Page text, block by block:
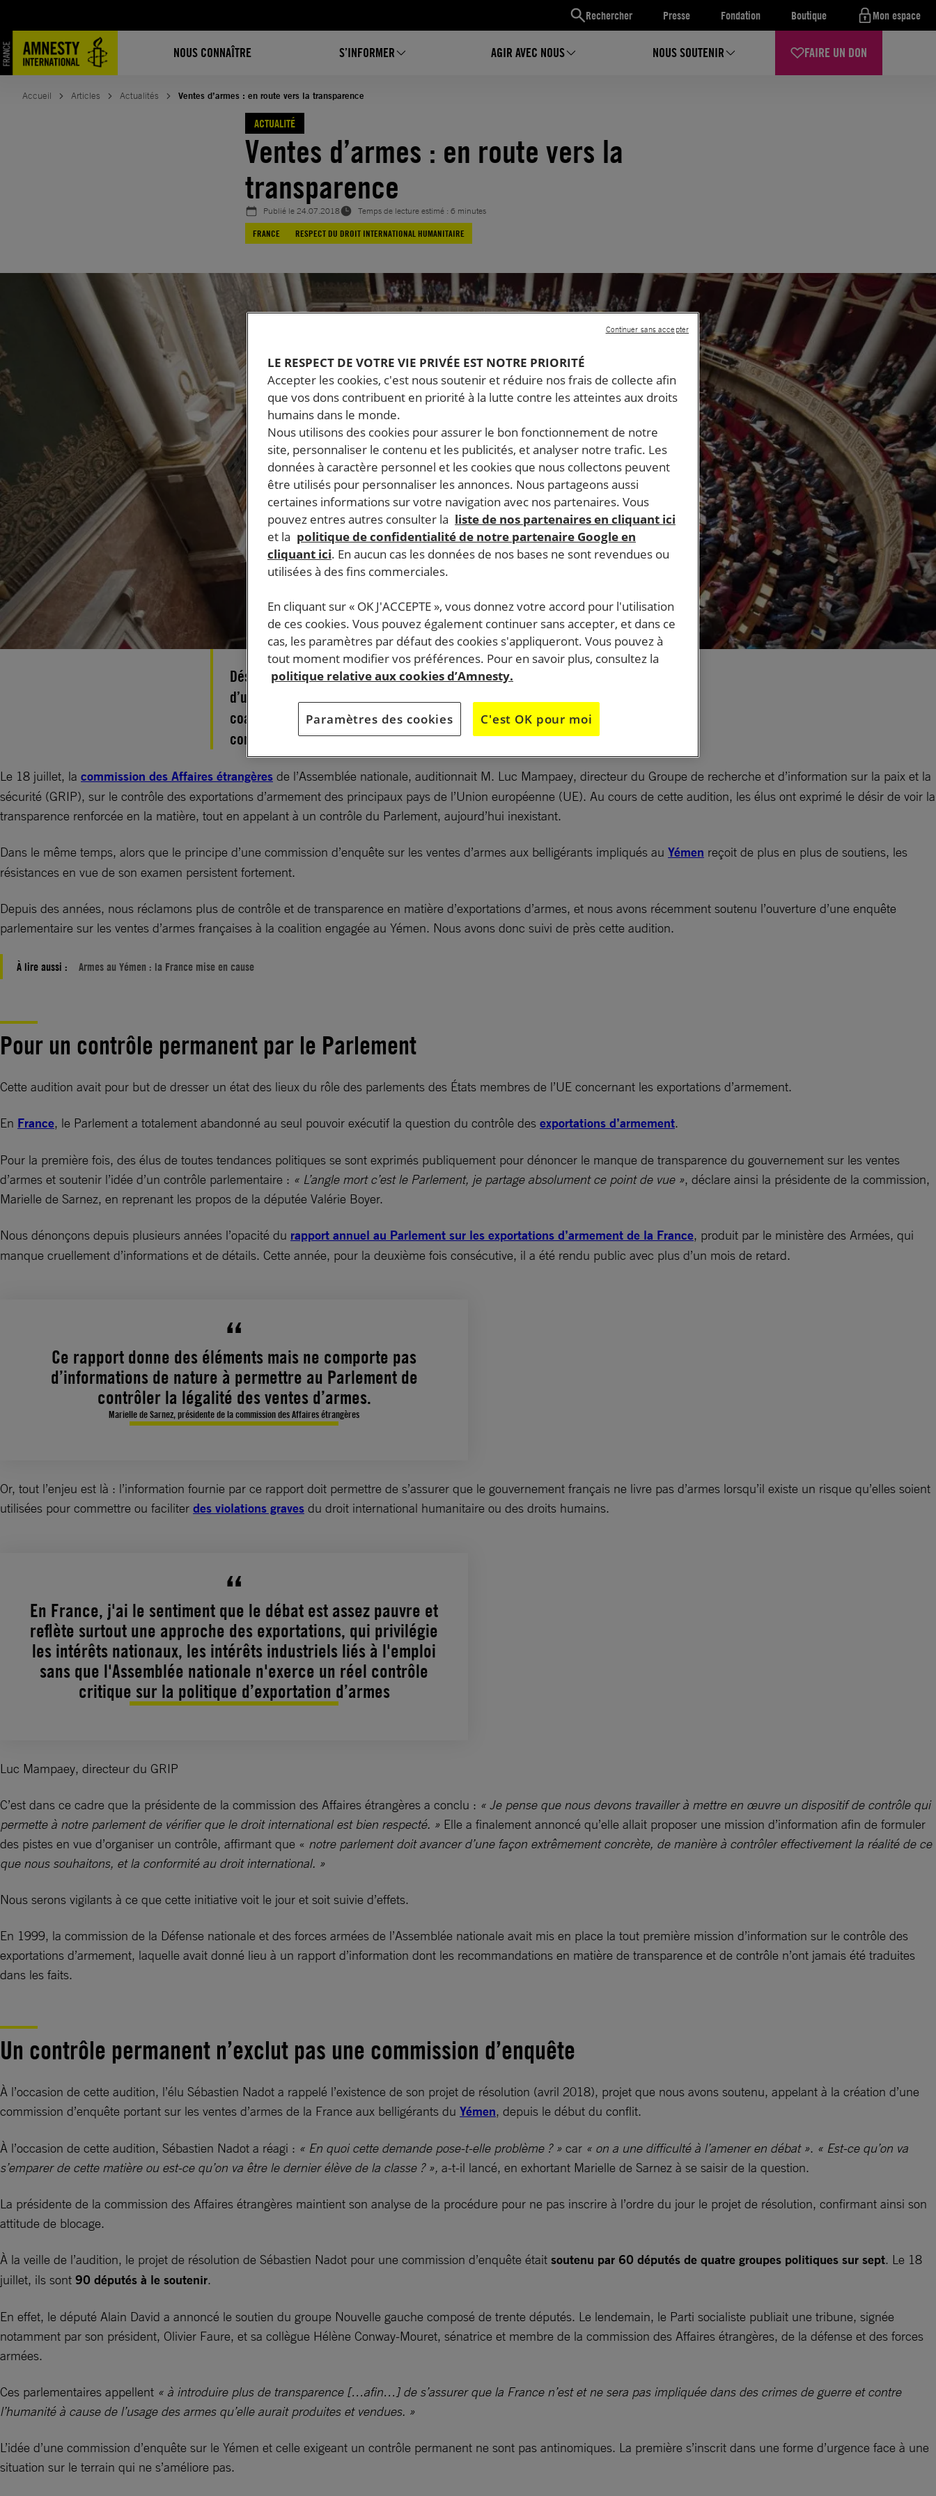
Rechercher Presse Fondation Boutique Mon espace
NOUS CONNAÎTRE S’INFORMER AGIR AVEC NOUS NOUS SOUTENIR FAIRE UN DON
contenu
Accueil Articles Actualités Ventes d’armes : en route vers la transparence
ACTUALITÉ
Ventes d’armes : en route vers la
transparence
Publié le24.07.2018
Temps de lecture estimé : 6 minutes
FRANCE
RESPECT DU DROIT INTERNATIONAL HUMANITAIRE
Désormais, 90 députés de tous bords politiques soutiennent l’ouverture
d’une commission d’enquête sur les ventes d’armes françaises à la
coalition saoudienne, des armes susceptibles d’avoir été utilisées
contre les civils dans le cadre du conflit au Yémen.
Le 18 juillet, la commission des Affaires étrangères de l’Assemblée nationale, auditionnait M. Luc Mampaey, directeur du Groupe de recherche et d’information sur la paix et la
sécurité (GRIP), sur le contrôle des exportations d’armement des principaux pays de l’Union européenne (UE). Au cours de cette audition, les élus ont exprimé le désir de voir la
transparence renforcée en la matière, tout en appelant à un contrôle du Parlement, aujourd’hui inexistant.
Dans le même temps, alors que le principe d’une commission d’enquête sur les ventes d’armes aux belligérants impliqués au Yémen reçoit de plus en plus de soutiens, les
résistances en vue de son examen persistent fortement.
Depuis des années, nous réclamons plus de contrôle et de transparence en matière d’exportations d’armes, et nous avons récemment soutenu l’ouverture d’une enquête
parlementaire sur les ventes d’armes françaises à la coalition engagée au Yémen. Nous avons donc suivi de près cette audition.
À lire aussi : Armes au Yémen : la France mise en cause
Pour un contrôle permanent par le Parlement
Cette audition avait pour but de dresser un état des lieux du rôle des parlements des États membres de l’UE concernant les exportations d’armement.
En France, le Parlement a totalement abandonné au seul pouvoir exécutif la question du contrôle des exportations d’armement.
Pour la première fois, des élus de toutes tendances politiques se sont exprimés publiquement pour dénoncer le manque de transparence du gouvernement sur les ventes
d’armes et soutenir l’idée d’un contrôle parlementaire : « L’angle mort c’est le Parlement, je partage absolument ce point de vue », déclare ainsi la présidente de la commission,
Marielle de Sarnez, en reprenant les propos de la députée Valérie Boyer.
Nous dénonçons depuis plusieurs années l’opacité du rapport annuel au Parlement sur les exportations d’armement de la France, produit par le ministère des Armées, qui
manque cruellement d’informations et de détails. Cette année, pour la deuxième fois consécutive, il a été rendu public avec plus d’un mois de retard.
Ce rapport donne des éléments mais ne comporte pas
d’informations de nature à permettre au Parlement de
contrôler la légalité des ventes d’armes.
Marielle de Sarnez, présidente de la commission des Affaires étrangères
Or, tout l’enjeu est là : l’information fournie par ce rapport doit permettre de s’assurer que le gouvernement français ne livre pas d’armes lorsqu’il existe un risque qu’elles soient
utilisées pour commettre ou faciliter des violations graves du droit international humanitaire ou des droits humains.
En France, j'ai le sentiment que le débat est assez pauvre et
reflète surtout une approche des exportations, qui privilégie
les intérêts nationaux, les intérêts industriels liés à l'emploi
sans que l'Assemblée nationale n'exerce un réel contrôle
critique sur la politique d’exportation d’armes
Luc Mampaey, directeur du GRIP
C’est dans ce cadre que la présidente de la commission des Affaires étrangères a conclu : « Je pense que nous devons travailler à mettre en œuvre un dispositif de contrôle qui
permette à notre parlement de vérifier que le droit international est bien respecté. » Elle a finalement annoncé qu’elle allait proposer une mission d’information afin de formuler
des pistes en vue d’organiser un contrôle, affirmant que « notre parlement doit avancer d’une façon extrêmement concrète, de manière à contrôler effectivement la réalité de ce
que nous souhaitons, et la conformité au droit international. »
Nous serons vigilants à ce que cette initiative voit le jour et soit suivie d’effets.
En 1999, la commission de la Défense nationale et des forces armées de l’Assemblée nationale avait mis en place la tout première mission d’information sur le contrôle des
exportations d’armement, laquelle avait donné lieu à un rapport d’information dont les recommandations en matière de transparence et de contrôle n’ont jamais été traduites
dans les faits.
Un contrôle permanent n’exclut pas une commission d’enquête
À l’occasion de cette audition, l’élu Sébastien Nadot a rappelé l’existence de son projet de résolution (avril 2018), projet que nous avons soutenu, appelant à la création d’une
commission d’enquête portant sur les ventes d’armes de la France aux belligérants du Yémen, depuis le début du conflit.
À l’occasion de cette audition, Sébastien Nadot a réagi : « En quoi cette demande pose-t-elle problème ? » car « on a une difficulté à l’amener en débat ». « Est-ce qu’on va
s’emparer de cette matière ou est-ce qu’on va être le dernier élève de la classe ? », a-t-il lancé, en exhortant Marielle de Sarnez à se saisir de la question.
La présidente de la commission des Affaires étrangères maintient son analyse de la procédure pour ne pas inscrire à l’ordre du jour le projet de résolution, confirmant ainsi son
attitude de blocage.
À la veille de l’audition, le projet de résolution de Sébastien Nadot pour une commission d’enquête était soutenu par 60 députés de quatre groupes politiques sur sept. Le 18
juillet, ils sont 90 députés à le soutenir.
En effet, le député Alain David a annoncé le soutien du groupe Nouvelle gauche composé de trente députés. Le lendemain, le Parti socialiste publiait une tribune, signée
notamment par son président, Olivier Faure, et sa collègue Hélène Conway-Mouret, sénatrice et membre de la commission des Affaires étrangères, de la défense et des forces
armées.
Ces parlementaires appellent « à introduire plus de transparence […afin…] de s’assurer que la France n’est et ne sera pas impliquée dans des crimes de guerre et contre
l’humanité à cause de l’usage des armes qu’elle aurait produites et vendues. »
L’idée d’une commission d’enquête sur le Yémen et celle exigeant un contrôle permanent ne sont pas antinomiques. La première s’inscrit dans une forme d’urgence face à une
situation sur le terrain qui ne s’améliore pas.
LE RESPECT DE VOTRE VIE PRIVÉE EST NOTRE PRIORITÉ
Accepter les cookies, c'est nous soutenir et réduire nos frais de collecte afin
que vos dons contribuent en priorité à la lutte contre les atteintes aux droits
humains dans le monde.
Nous utilisons des cookies pour assurer le bon fonctionnement de notre
site, personnaliser le contenu et les publicités, et analyser notre trafic. Les
données à caractère personnel et les cookies que nous collectons peuvent
être utilisés pour personnaliser les annonces. Nous partageons aussi
certaines informations sur votre navigation avec nos partenaires. Vous
pouvez entres autres consulter la liste de nos partenaires en cliquant ici
et la politique de confidentialité de notre partenaire Google en
cliquant ici. En aucun cas les données de nos bases ne sont revendues ou
utilisées à des fins commerciales.
En cliquant sur « OK J'ACCEPTE », vous donnez votre accord pour l'utilisation
de ces cookies. Vous pouvez également continuer sans accepter, et dans ce
cas, les paramètres par défaut des cookies s'appliqueront. Vous pouvez à
tout moment modifier vos préférences. Pour en savoir plus, consultez la
politique relative aux cookies d’Amnesty.
Paramètres des cookies C'est OK pour moi
Continuer sans accepter